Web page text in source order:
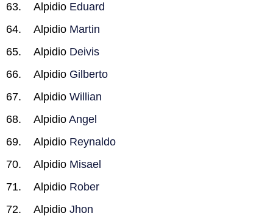
Alpidio Eduard
Alpidio Martin
Alpidio Deivis
Alpidio Gilberto
Alpidio Willian
Alpidio Angel
Alpidio Reynaldo
Alpidio Misael
Alpidio Rober
Alpidio Jhon